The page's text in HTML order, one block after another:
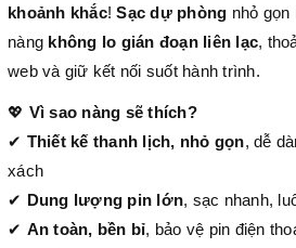
khoảnh khắc!Sạc dự phòng nhỏ
nàng không lo gián đoạn liên lạc,
web và giữ kết nối suốt hành trình.
💖 Vì sao nàng sẽ thích?
✔ Thiết kế thanh lịch, nhỏ gọn, dễ
xách
✔
Dung lượng pin lớn, sạc nhanh,
✔ An toàn, bền bỉ, bảo vệ pin điện